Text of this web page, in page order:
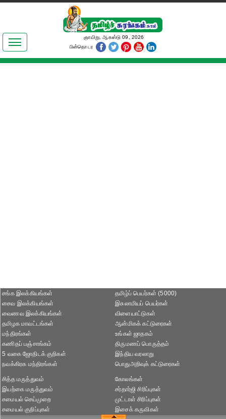
இலக்கியங்கள்
தமிழ் உலகம்
ஞாயிறு, ஆகஸ்டு 09, 2026
பின்தொடர
சங்க இலக்கியங்கள்
சைவ இலக்கியங்கள்
வைணவ இலக்கியங்கள்
தமிழக மாவட்டங்கள்
தமிழ்ப் பெயர்கள் (5000)
இசுலாமியப் பெயர்கள்
விளையாட்டுகள்
ஆன்மிகக் கட்டுரைகள்
மந்திரங்கள்
கணிதப் பஞ்சாங்கம்
5 வகை ஜோதிடக் குறிகள்
நவக்கிரக மந்திரங்கள்
உங்கள் ஜாதகம்
திருமணப் பொருத்தம்
இந்திய வரலாறு
பொதுஅறிவுக் கட்டுரைகள்
சித்த மருத்துவம்
இயற்கை மருத்துவம்
சமையல் செய்முறை
சமையல் குறிப்புகள்
கோலங்கள்
சர்தார்ஜி சிரிப்புகள்
முட்டாள் சிரிப்புகள்
இசைக் கருவிகள்